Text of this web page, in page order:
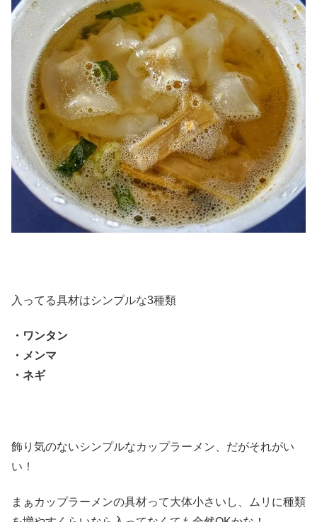
入ってる具材はシンプルな3種類
・ワンタン
・メンマ
・ネギ
飾り気のないシンプルなカップラーメン、だがそれがい
い！
まぁカップラーメンの具材って大体小さいし、ムリに種類